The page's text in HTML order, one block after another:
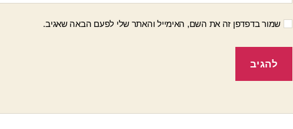
שמור בדפדפן זה את השם, האימייל והאתר שלי לפעם הבאה שאגיב.